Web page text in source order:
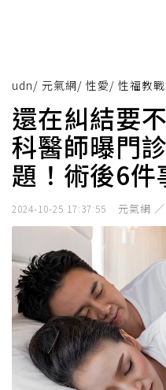
udn/ 元氣網/ 性愛/ 性福教戰
還在糾結要
科醫師曝門
題！術後6件
2024-10-25 17:37:55 元氣網